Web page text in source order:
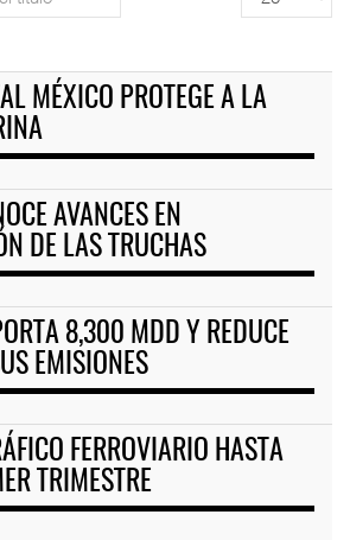
a
MÉXICO PROTEGE A LA
AVANCES EN
DE LAS TRUCHAS
8,300 MDD Y REDUCE
EMISIONES
FERROVIARIO HASTA
TRIMESTRE